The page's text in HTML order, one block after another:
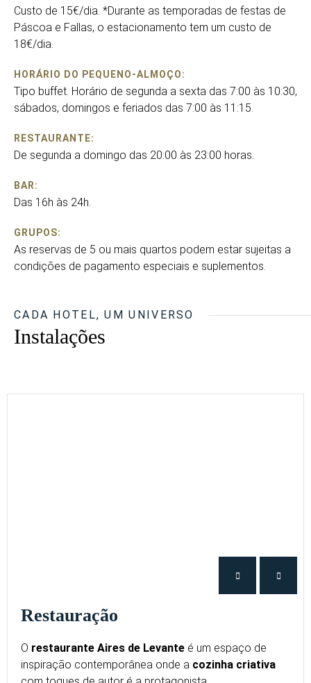
Custo de 15€/dia. *Durante as temporadas de festas de
Páscoa e Fallas, o estacionamento tem um custo de
18€/dia.
HORÁRIO DO PEQUENO-ALMOÇO:
Tipo buffet. Horário de segunda a sexta das 7:00 às 10:30,
sábados, domingos e feriados das 7:00 às 11:15.
RESTAURANTE:
De segunda a domingo das 20:00 às 23:00 horas.
BAR:
Das 16h às 24h.
GRUPOS:
As reservas de 5 ou mais quartos podem estar sujeitas a
condições de pagamento especiais e suplementos.
CADA HOTEL, UM UNIVERSO
Instalações
Restauração
O restaurante Aires de Levante é um espaço de
inspiração contemporânea onde a cozinha criativa